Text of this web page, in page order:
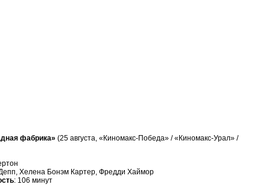
фабрика» (25 августа, «Киномакс-Победа» / «Киномакс-Урал» /
Хелена Бонэм Картер, Фредди Хаймор
: 106 минут